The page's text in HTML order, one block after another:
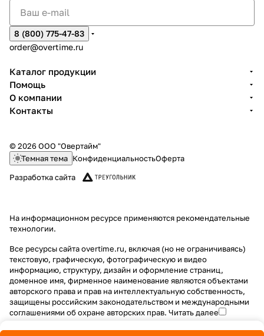
8 (800) 775-47-83
order@overtime.ru
Каталог продукции
Помощь
О компании
Контакты
© 2026 ООО "Овертайм"
Темная тема КонфиденциальностьОферта
Разработка сайта
На информационном ресурсе применяются рекомендательные
технологии.
Все ресурсы сайта overtime.ru, включая (но не ограничиваясь)
текстовую, графическую, фотографическую и видео
информацию, структуру, дизайн и оформление страниц,
доменное имя, фирменное наименование являются объектами
авторского права и прав на интеллектуальную собственность,
защищены российским законодательством и международными
соглашениями об охране авторских прав. Читать далее